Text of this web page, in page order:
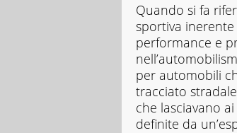
Quando si fa
sportiva
performance e
per automobili
tracciato
che lasciavano
definite da